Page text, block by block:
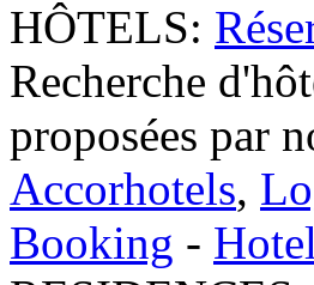
HÔTELS:
Recherche
proposées par
Accorhotels,
Booking -